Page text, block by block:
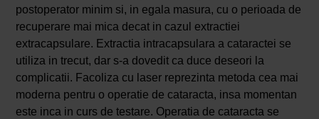
postoperator minim si, in egala masura, cu o perioada de
recuperare mai mica decat in cazul extractiei
extracapsulare. Extractia intracapsulara a cataractei se
utiliza in trecut, dar s-a dovedit ca duce deseori la
complicatii. Facoliza cu laser reprezinta metoda cea mai
moderna pentru o operatie de cataracta, insa momentan
este inca in curs de testare. Operatia de cataracta se